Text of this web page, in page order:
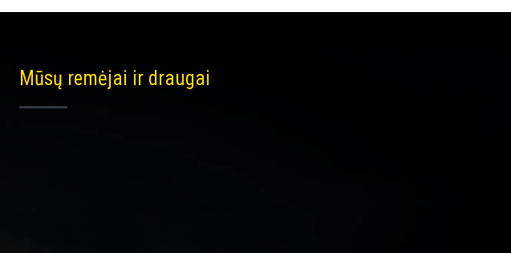
Mūsų remėjai ir draugai